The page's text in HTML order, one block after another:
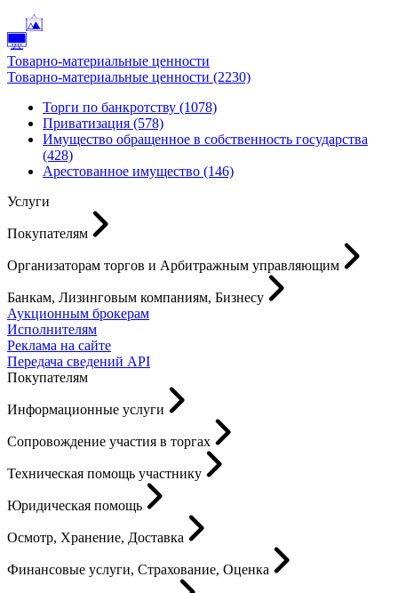
Товарно-материальные ценности
Товарно-материальные ценности (2230)
Торги по банкротству (1078)
Приватизация (578)
Имущество обращенное в собственность государства
(428)
Арестованное имущество (146)
Услуги
Покупателям
Организаторам торгов и Арбитражным управляющим
Банкам, Лизинговым компаниям, Бизнесу
Аукционным брокерам
Исполнителям
Реклама на сайте
Передача сведений API
Покупателям
Информационные услуги
Сопровождение участия в торгах
Техническая помощь участнику
Юридическая помощь
Осмотр, Хранение, Доставка
Финансовые услуги, Страхование, Оценка